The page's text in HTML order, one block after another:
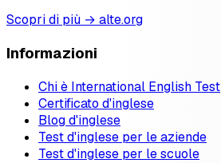
Scopri di più → alte.org
Informazioni
Chi è International English Test
Certificato d'inglese
Blog d'inglese
Test d'inglese per le aziende
Test d'inglese per le scuole